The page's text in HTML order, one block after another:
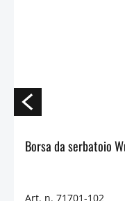
Art. n. 71701-102